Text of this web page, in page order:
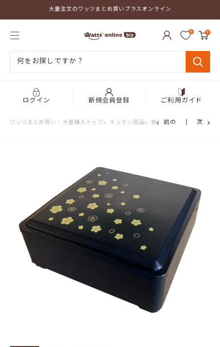
テ
大量注文のワッツまとめ買いプラスオンライン
ッ
と
め
0 0
ログイン 新規会員登録 ご利用ガイド
ワッツまとめ買い・大量購入トップ > キッチン用品> 食器・カトラリー> 和食
前の 次